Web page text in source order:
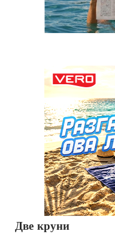
Две круни